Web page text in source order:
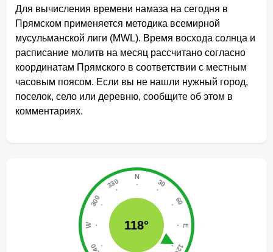
Для вычисления времени намаза на сегодня в
Прямском применяется методика всемирной
мусульманской лиги (MWL). Время восхода солнца и
расписание молитв на месяц рассчитано согласно
координатам Прямского в соответствии с местным
часовым поясом. Если вы не нашли нужный город,
поселок, село или деревню, сообщите об этом в
комментариях.
118°